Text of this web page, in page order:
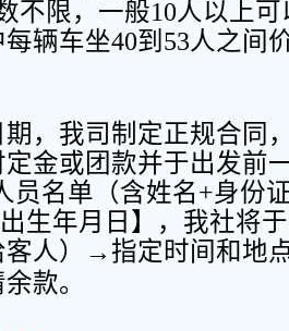
不限，一般10人以上
辆车坐40到 53人之间
期，我司制定正规合同
金或团款并于出发前
员名单（含姓名+身份
出生年月日】，我社将
客人）→指定时间和地
款。